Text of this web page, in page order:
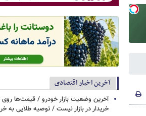
آخرین اخبار اقتصادی
آخرین وضعیت بازار خودرو / قیمت‌ها روی
خریدار در بازار نیست / توصیه طلایی به